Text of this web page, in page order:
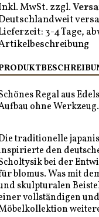
MwSt. zzgl.
3-4 Tage,
Regal aus
ohne
traditionelle
den
bei der
blomus. Was mit
skulpturalen
vollständigen